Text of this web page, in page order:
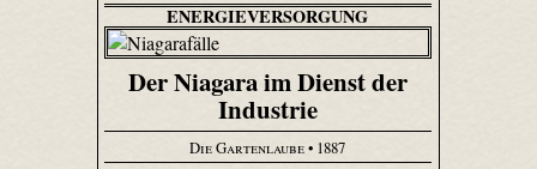
ENERGIEVERSORGUNG
Der Niagara im Dienst der
Industrie
Die Gartenlaube• 1887